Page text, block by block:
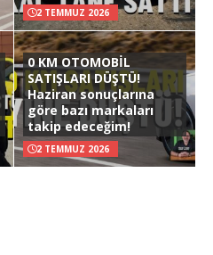
2 TEMMUZ 2026
0 KM OTOMOBİL
SATIŞLARI DÜŞTÜ!
Haziran sonuçlarına
göre bazı markaları
takip edeceğim!
2 TEMMUZ 2026